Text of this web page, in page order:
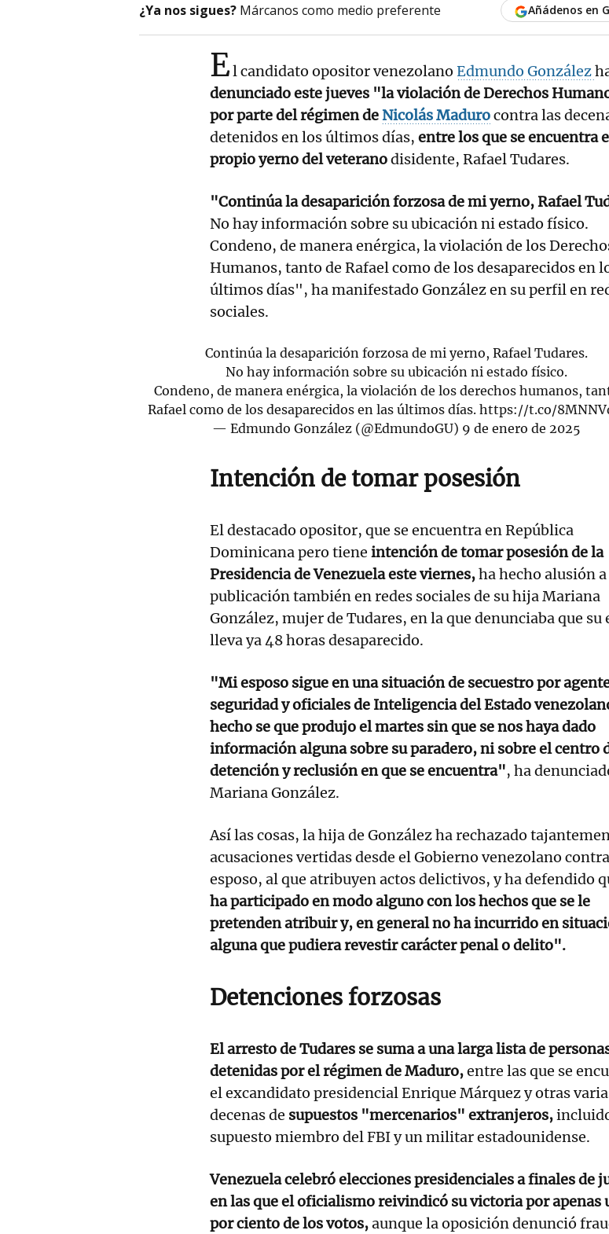
¿Ya nos sigues? Márcanos como medio preferente Añádenos en
El candidato opositor venezolano Edmundo González
denunciado este jueves "la violación de Derechos
por parte del régimen de Nicolás Madurocontra las
detenidos en los últimos días, entre los que se encuentra
propio yerno del veteranodisidente, Rafael Tudares.
"Continúa la desaparición forzosa de mi yerno, Rafael
No hay información sobre su ubicación ni estado físico.
Condeno, de manera enérgica, la violación de los
Humanos, tanto de Rafael como de los desaparecidos en
últimos días", ha manifestado González en su perfil en
sociales.
Continúa la desaparición forzosa de mi yerno, Rafael Tudares.
No hay información sobre su ubicación ni estado físico.
Condeno, de manera enérgica, la violación de los derechos humanos,
Rafael como de los desaparecidos en las últimos días.https://t.co/
— Edmundo González (@EdmundoGU) 9 de enero de 2025
Intención de tomar posesión
El destacado opositor, que se encuentra en República
Dominicana pero tiene intención de tomar posesión de la
Presidencia de Venezuela este viernes,ha hecho alusión
publicación también en redes sociales de su hija Mariana
González, mujer de Tudares, en la que denunciaba que su
lleva ya 48 horas desaparecido.
"Mi esposo sigue en una situación de secuestro por
seguridad y oficiales de Inteligencia del Estado
hecho se que produjo el martes sin que se nos haya dado
información alguna sobre su paradero, ni sobre el centro
detención y reclusión en que se encuentra", ha
Mariana González.
Así las cosas, la hija de González ha rechazado
acusaciones vertidas desde el Gobierno venezolano
esposo, al que atribuyen actos delictivos, y ha defendido
ha participado en modo alguno con los hechos que se le
pretenden atribuir y, en general no ha incurrido en
alguna que pudiera revestir carácter penal o delito".
Detenciones forzosas
El arresto de Tudares se suma a una larga lista de
detenidas por el régimen de Maduro,entre las que se
el excandidato presidencial Enrique Márquez y otras
decenas de supuestos "mercenarios" extranjeros,
supuesto miembro del FBI y un militar estadounidense.
Venezuela celebró elecciones presidenciales a finales de
en las que el oficialismo reivindicó su victoria por apenas
por ciento de los votos,aunque la oposición denunció